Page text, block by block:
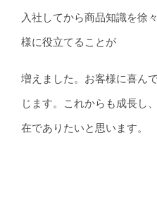
入社してから商品知識を徐
様に役立てることが
増えました。お客様に喜ん
じます。これからも成長し
在でありたいと思います。